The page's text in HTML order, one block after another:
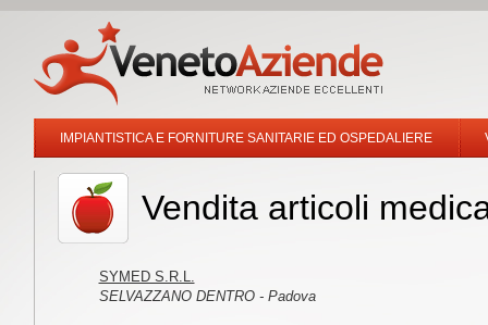
IMPIANTISTICA E FORNITURE SANITARIE ED OSPEDALIERE
Vendita articoli
SYMED S.R.L.
SELVAZZANO DENTRO - Padova